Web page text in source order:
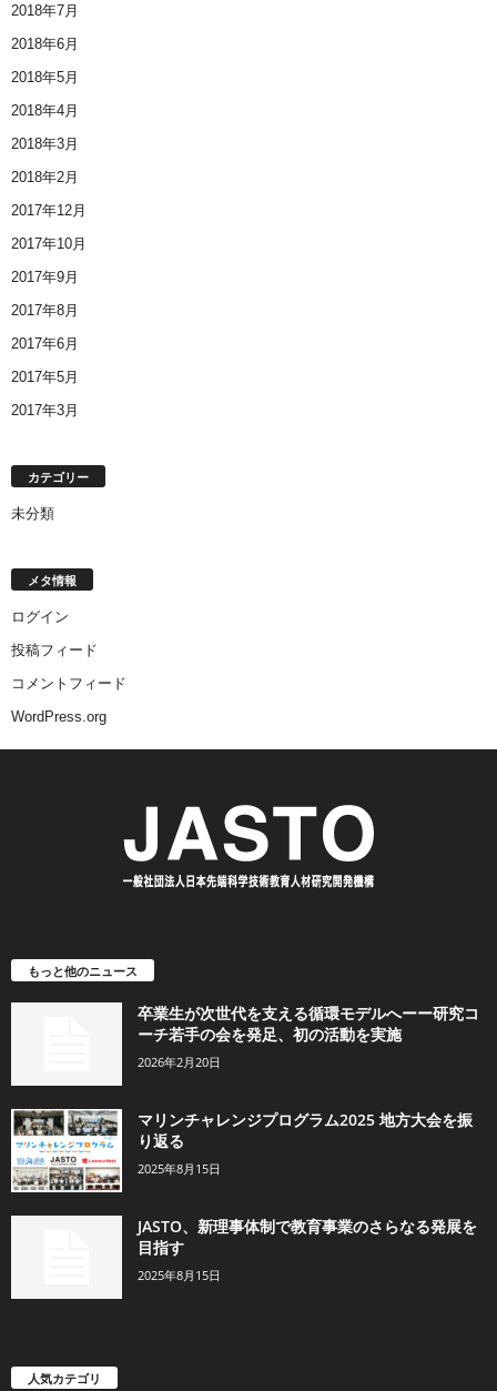
2018年7月
2018年6月
2018年5月
2018年4月
2018年3月
2018年2月
2017年12月
2017年10月
2017年9月
2017年8月
2017年6月
2017年5月
2017年3月
カテゴリー
未分類
メタ情報
ログイン
投稿フィード
コメントフィード
WordPress.org
もっと他のニュース
卒業生が次世代を支える循環モデルへーー研究コ
ーチ若手の会を発足、初の活動を実施
2026年2月20日
マリンチャレンジプログラム2025 地方大会を振
り返る
2025年8月15日
JASTO、新理事体制で教育事業のさらなる発展を
目指す
2025年8月15日
人気カテゴリ